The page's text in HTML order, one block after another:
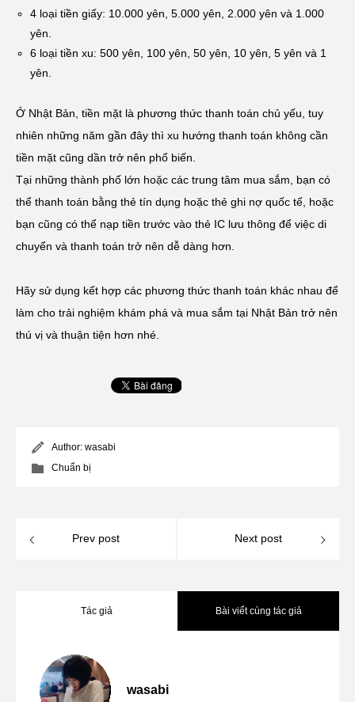
4 loại tiền giấy: 10.000 yên, 5.000 yên, 2.000 yên và 1.000
yên.
6 loại tiền xu: 500 yên, 100 yên, 50 yên, 10 yên, 5 yên và 1
yên.
Ở Nhật Bản, tiền mặt là phương thức thanh toán chủ yếu, tuy
nhiên những năm gần đây thì xu hướng thanh toán không cần
tiền mặt cũng dần trở nên phổ biến.
Tại những thành phố lớn hoặc các trung tâm mua sắm, bạn có
thể thanh toán bằng thẻ tín dụng hoặc thẻ ghi nợ quốc tế, hoặc
bạn cũng có thể nạp tiền trước vào thẻ IC lưu thông để việc di
chuyển và thanh toán trở nên dễ dàng hơn.
Hãy sử dụng kết hợp các phương thức thanh toán khác nhau để
làm cho trải nghiệm khám phá và mua sắm tại Nhật Bản trở nên
thú vị và thuận tiện hơn nhé.
Author: wasabi
Chuẩn bị
Prev post Next post
Tác giả Bài viết cùng tác giả
wasabi
2026.05.11